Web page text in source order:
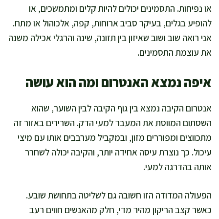
או נפיחות. התסמינים יכולים להיות קלים ומתמשכים, או
להופיע בגלים, בעיקר סביב ארוחות, קפה, אלכוהול או מתח.
אני רואה שוב ושוב שאיזון בין תזונה, שינה והרגלי אכילה משנה
את עוצמת התסמינים.
איפה נמצא האנטרום ומה הוא עושה
אנטרום הקיבה נמצא בין גוף הקיבה לבין השוער, שהוא
השסתום המווסת את המעבר למעי הדק. השרירים באזור זה
מתכווצים ומפוררים מזון, ובמקביל מערבבים אותו עם מיצי
עיכול. כך נוצרת עיסה אחידה יותר, והקיבה יכולה לשחרר
אותה בהדרגה למעי.
הפעולה המדודה הזו חשובה גם לשליטה בתחושת שובע.
כאשר קצב הריקון מהיר מדי, חלק מהאנשים חווים רעב